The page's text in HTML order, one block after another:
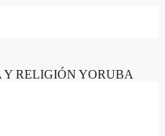
Y RELIGIÓN YORUBA